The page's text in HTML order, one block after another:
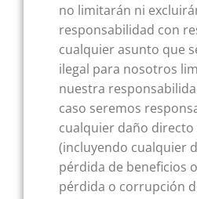
no limitarán ni
responsabilidad con
cualquier asunto que
ilegal para nosotros
nuestra
caso seremos
cualquier daño
(incluyendo cualquier
pérdida de beneficios
pérdida o corrupción